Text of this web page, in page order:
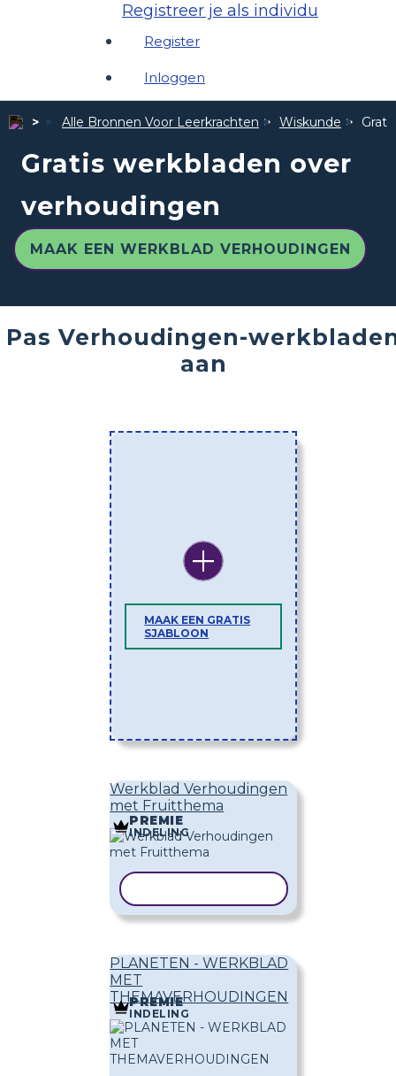
Registreer je als individu
Register
Inloggen
Alle Bronnen Voor Leerkrachten Wiskunde
Gratis werkbladen over
verhoudingen
MAAK EEN WERKBLAD VERHOUDINGEN
Pas Verhoudingen-
aan
MAAK EEN GRATIS
SJABLOON
Werkblad Verhoudingen
met Fruitthema
PREMIE
INDELING
PLANETEN - WERKBLAD
MET
THEMAVERHOUDINGEN
PREMIE
INDELING